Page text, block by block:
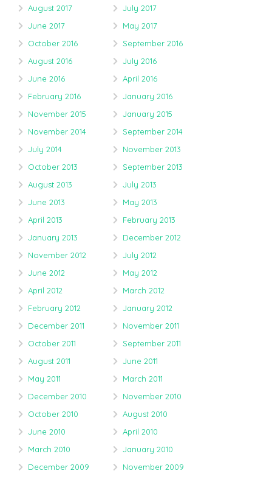
August 2017
July 2017
June 2017
May 2017
October 2016
September 2016
August 2016
July 2016
June 2016
April 2016
February 2016
January 2016
November 2015
January 2015
November 2014
September 2014
July 2014
November 2013
October 2013
September 2013
August 2013
July 2013
June 2013
May 2013
April 2013
February 2013
January 2013
December 2012
November 2012
July 2012
June 2012
May 2012
April 2012
March 2012
February 2012
January 2012
December 2011
November 2011
October 2011
September 2011
August 2011
June 2011
May 2011
March 2011
December 2010
November 2010
October 2010
August 2010
June 2010
April 2010
March 2010
January 2010
December 2009
November 2009